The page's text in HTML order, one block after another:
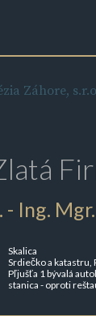
Záhore,
- Ing.
Skalica
Srdiečko a katastru,
Pľjušťa 1 bývalá
stanica - oproti